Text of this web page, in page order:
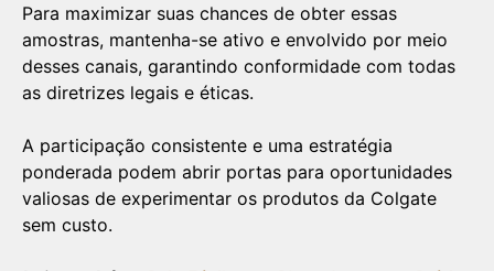
Para maximizar suas chances de obter essas
amostras, mantenha-se ativo e envolvido por meio
desses canais, garantindo conformidade com todas
as diretrizes legais e éticas.
A participação consistente e uma estratégia
ponderada podem abrir portas para oportunidades
valiosas de experimentar os produtos da Colgate
sem custo.